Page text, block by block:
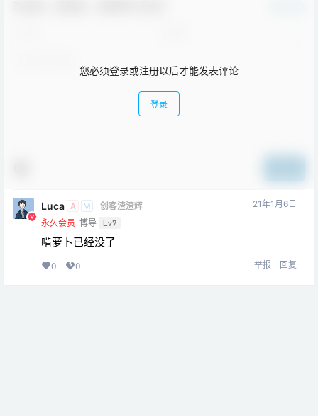
您必须登录或注册以后才能发表评论
登录
Luca A M
创客渣渣辉
永久会员 博导 Lv7
21年1月6日
啃萝卜已经没了
0 0 举报 回复